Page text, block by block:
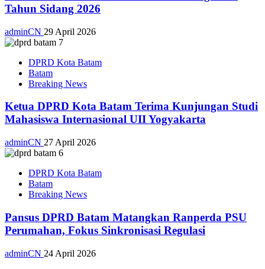
Tahun Sidang 2026
adminCN 29 April 2026
DPRD Kota Batam
Batam
Breaking News
Ketua DPRD Kota Batam Terima Kunjungan Studi
Mahasiswa Internasional UII Yogyakarta
adminCN 27 April 2026
DPRD Kota Batam
Batam
Breaking News
Pansus DPRD Batam Matangkan Ranperda PSU
Perumahan, Fokus Sinkronisasi Regulasi
adminCN 24 April 2026